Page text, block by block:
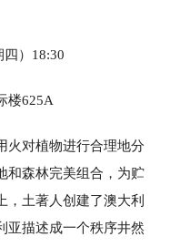
四）18:30
楼625A
火对植物进行合理地分
和森林完美组合，为贮
，土著人创建了澳大利
亚描述成一个秩序井然